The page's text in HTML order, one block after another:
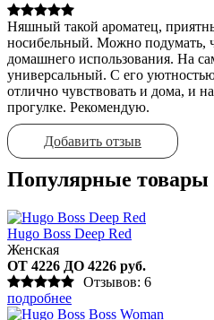
Няшный такой ароматец,
носибельный. Можно подумать,
домашнего использования. На
универсальный. С его
отлично чувствовать и дома, и
прогулке. Рекомендую.
Добавить отзыв
Популярные товары
Hugo Boss Deep Red
Женская
ОТ 4226 ДО 4226 руб.
Отзывов: 6
подробнее